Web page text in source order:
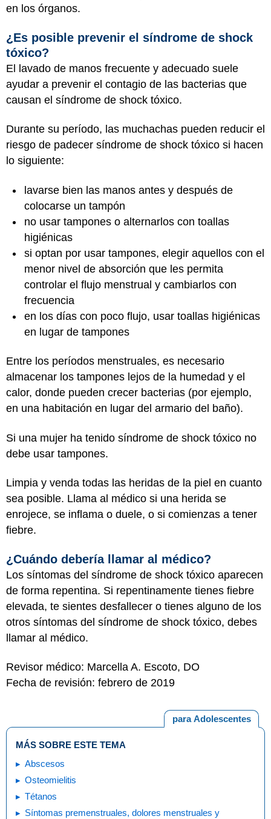
en los órganos.
¿Es posible prevenir el síndrome de shock
tóxico?
El lavado de manos frecuente y adecuado suele
ayudar a prevenir el contagio de las bacterias que
causan el síndrome de shock tóxico.
Durante su período, las muchachas pueden reducir el
riesgo de padecer síndrome de shock tóxico si hacen
lo siguiente:
lavarse bien las manos antes y después de
colocarse un tampón
no usar tampones o alternarlos con toallas
higiénicas
si optan por usar tampones, elegir aquellos con el
menor nivel de absorción que les permita
controlar el flujo menstrual y cambiarlos con
frecuencia
en los días con poco flujo, usar toallas higiénicas
en lugar de tampones
Entre los períodos menstruales, es necesario
almacenar los tampones lejos de la humedad y el
calor, donde pueden crecer bacterias (por ejemplo,
en una habitación en lugar del armario del baño).
Si una mujer ha tenido síndrome de shock tóxico no
debe usar tampones.
Limpia y venda todas las heridas de la piel en cuanto
sea posible. Llama al médico si una herida se
enrojece, se inflama o duele, o si comienzas a tener
fiebre.
¿Cuándo debería llamar al médico?
Los síntomas del síndrome de shock tóxico aparecen
de forma repentina. Si repentinamente tienes fiebre
elevada, te sientes desfallecer o tienes alguno de los
otros síntomas del síndrome de shock tóxico, debes
llamar al médico.
Revisor médico: Marcella A. Escoto, DO
Fecha de revisión: febrero de 2019
para Adolescentes
MÁS SOBRE ESTE TEMA
Abscesos
Osteomielitis
Tétanos
Síntomas premenstruales, dolores menstruales y